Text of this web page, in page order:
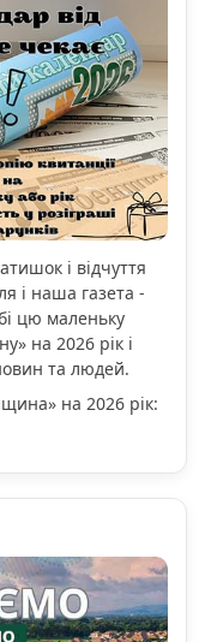
і відчуття
і наша газета -
цю маленьку
на 2026 рік і
та людей.
на 2026 рік: